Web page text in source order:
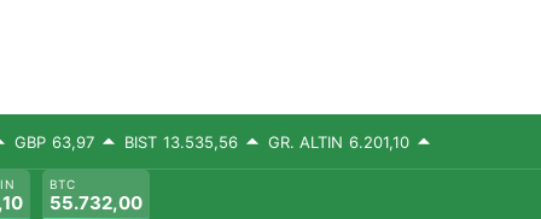
GBP 63,97 BIST 13.535,56 GR. ALTIN 6.201,10
BTC
55.732,00